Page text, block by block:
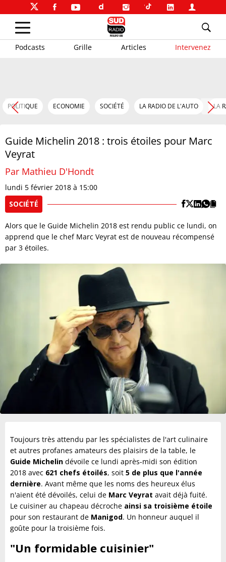
Podcasts Grille Articles Intervenez
POLITIQUE ECONOMIE SOCIÉTÉ LA RADIO DE L'AUTO LA
Guide Michelin 2018 : trois étoiles pour Marc
Veyrat
Par Mathieu D'Hondt
lundi 5 février 2018 à 15:00
SOCIÉTÉ
Alors que le Guide Michelin 2018 est rendu public ce lundi, on
apprend que le chef Marc Veyrat est de nouveau récompensé
par 3 étoiles.
Toujours très attendu par les spécialistes de l'art culinaire
et autres profanes amateurs des plaisirs de la table, le
Guide Michelin dévoile ce lundi après-midi son édition
2018 avec 621 chefs étoilés, soit 5 de plus que l'année
dernière. Avant même que les noms des heureux élus
n'aient été dévoilés, celui de Marc Veyrat avait déjà fuité.
Le cuisiner au chapeau décroche ainsi sa troisième étoile
pour son restaurant de Manigod. Un honneur auquel il
goûte pour la troisième fois.
"Un formidable cuisinier"